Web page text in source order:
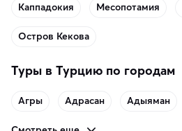
Каппадокия Месопотамия
Остров Кекова
Туры в Турцию по городам
Агры Адрасан Адыяман